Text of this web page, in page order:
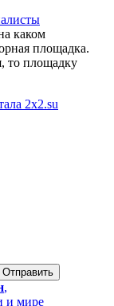
каком
площадка.
то площадку
2x2.su
,
и мире